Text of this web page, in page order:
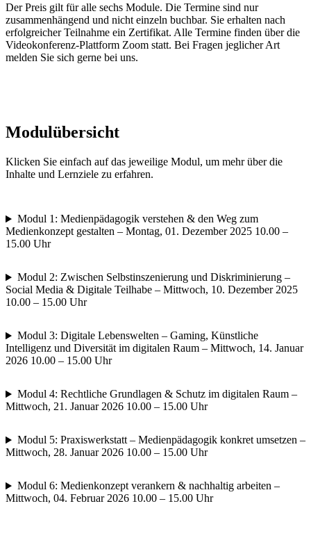
Der Preis gilt für alle sechs Module. Die Termine sind nur
zusammenhängend und nicht einzeln buchbar. Sie erhalten nach
erfolgreicher Teilnahme ein Zertifikat. Alle Termine finden über die
Videokonferenz-Plattform Zoom statt. Bei Fragen jeglicher Art
melden Sie sich gerne bei uns.
Modulübersicht
Klicken Sie einfach auf das jeweilige Modul, um mehr über die
Inhalte und Lernziele zu erfahren.
Modul 1: Medienpädagogik verstehen & den Weg zum
Medienkonzept gestalten – Montag, 01. Dezember 2025 10.00 –
15.00 Uhr
Modul 2: Zwischen Selbstinszenierung und Diskriminierung –
Social Media & Digitale Teilhabe – Mittwoch, 10. Dezember 2025
10.00 – 15.00 Uhr
Modul 3: Digitale Lebenswelten – Gaming, Künstliche
Intelligenz und Diversität im digitalen Raum – Mittwoch, 14. Januar
2026 10.00 – 15.00 Uhr
Modul 4: Rechtliche Grundlagen & Schutz im digitalen Raum –
Mittwoch, 21. Januar 2026 10.00 – 15.00 Uhr
Modul 5: Praxiswerkstatt – Medienpädagogik konkret umsetzen –
Mittwoch, 28. Januar 2026 10.00 – 15.00 Uhr
Modul 6: Medienkonzept verankern & nachhaltig arbeiten –
Mittwoch, 04. Februar 2026 10.00 – 15.00 Uhr